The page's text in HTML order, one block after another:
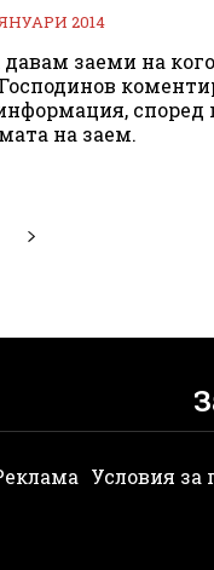
2014
заеми на
според
на заем.
Условия за